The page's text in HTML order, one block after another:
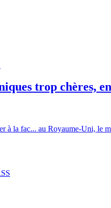
trop chères,
à la fac... au Royaume-Uni, le